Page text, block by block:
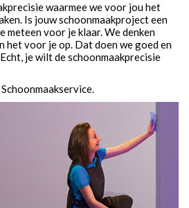
waarmee we voor jou het
Is jouw schoonmaakproject een
meteen voor je klaar. We denken
het voor je op. Dat doen we goed en
je wilt de schoonmaakprecisie